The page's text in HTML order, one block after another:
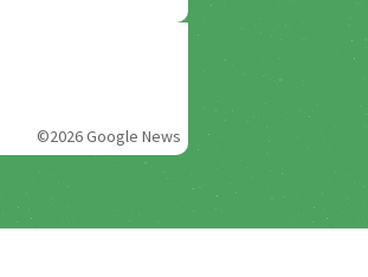
©2026 Google News